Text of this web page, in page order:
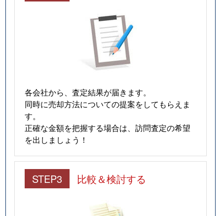
各会社から、査定結果が届きます。
同時に売却方法についての提案をしてもらえま
す。
正確な金額を把握する場合は、訪問査定の希望
を出しましょう！
STEP3 比較＆検討する